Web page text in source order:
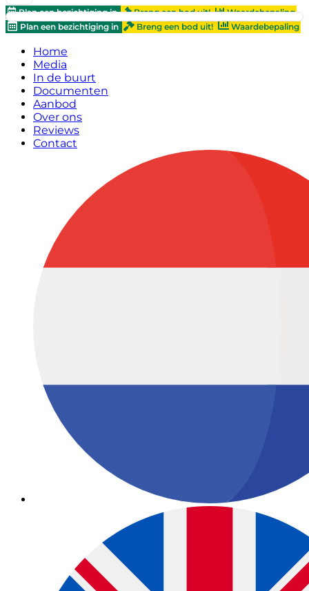
Plan een bezichtiging in Breng een bod uit!
Waardebepaling
Plan een bezichtiging in
Breng een bod uit! Waardebepaling
Home
Media
In de buurt
Documenten
Aanbod
Over ons
Reviews
Contact